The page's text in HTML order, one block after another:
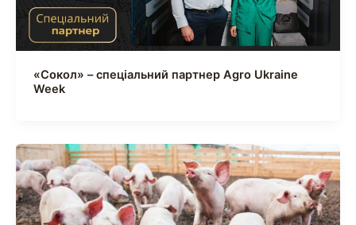
«Сокол» – спеціальний партнер Agro Ukraine
Week